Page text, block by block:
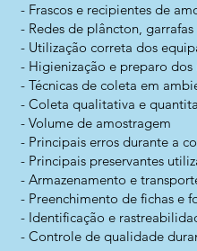
- Frascos e recipientes de
- Redes de plâncton,
- Utilização correta dos
- Higienização e preparo dos
- Técnicas de coleta em
- Coleta qualitativa e
- Volume de amostragem
- Principais erros durante a
- Principais preservantes
- Armazenamento e
- Preenchimento de fichas e
- Identificação e
- Controle de qualidade